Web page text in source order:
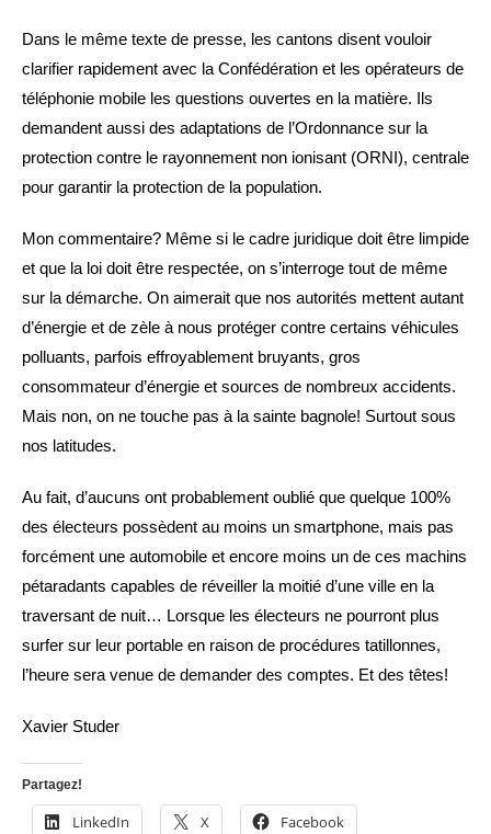
Dans le même texte de presse, les cantons disent vouloir
clarifier rapidement avec la Confédération et les opérateurs de
téléphonie mobile les questions ouvertes en la matière. Ils
demandent aussi des adaptations de l’Ordonnance sur la
protection contre le rayonnement non ionisant (ORNI), centrale
pour garantir la protection de la population.
Mon commentaire? Même si le cadre juridique doit être limpide
et que la loi doit être respectée, on s’interroge tout de même
sur la démarche. On aimerait que nos autorités mettent autant
d’énergie et de zèle à nous protéger contre certains véhicules
polluants, parfois effroyablement bruyants, gros
consommateur d’énergie et sources de nombreux accidents.
Mais non, on ne touche pas à la sainte bagnole! Surtout sous
nos latitudes.
Au fait, d’aucuns ont probablement oublié que quelque 100%
des électeurs possèdent au moins un smartphone, mais pas
forcément une automobile et encore moins un de ces machins
pétaradants capables de réveiller la moitié d’une ville en la
traversant de nuit… Lorsque les électeurs ne pourront plus
surfer sur leur portable en raison de procédures tatillonnes,
l’heure sera venue de demander des comptes. Et des têtes!
Xavier Studer
Partagez!
LinkedIn X Facebook